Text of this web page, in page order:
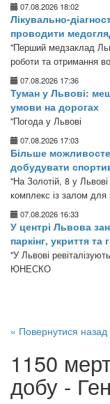
07.08.2026 18:02
Лікувально-
проводити
"Перший медзаклад
роботи та отримання
07.08.2026 17:36
Туман у Львові:
умови на дорогах
"Погода у Львові
07.08.2026 17:03
Більше
добудувати
"На Золотій, 8 у
комплекс із залом для
07.08.2026 16:33
У центрі Львова
паркінг, укриття
"У Львові
ЮНЕСКО
« Повернутися назад
1150
добу -